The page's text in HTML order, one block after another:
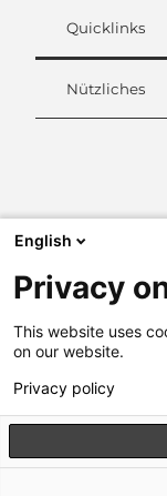
Quicklinks
Nützliches
English
Privacy
This website uses
on our website.
Privacy policy